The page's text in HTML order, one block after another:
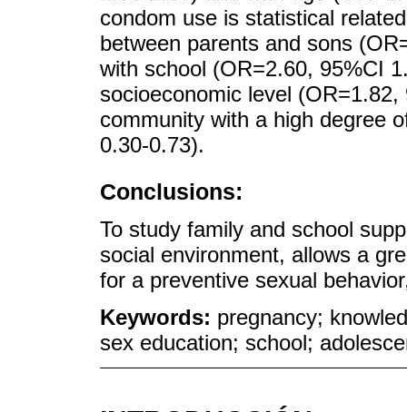
condom use is statistical
between parents and sons
with school (OR=2.60, 95%CI
socioeconomic level
community with a high degree
0.30-0.73).
Conclusions:
To study family and school
social environment, allows a
for a preventive sexual
Keywords: pregnancy;
sex education; school;